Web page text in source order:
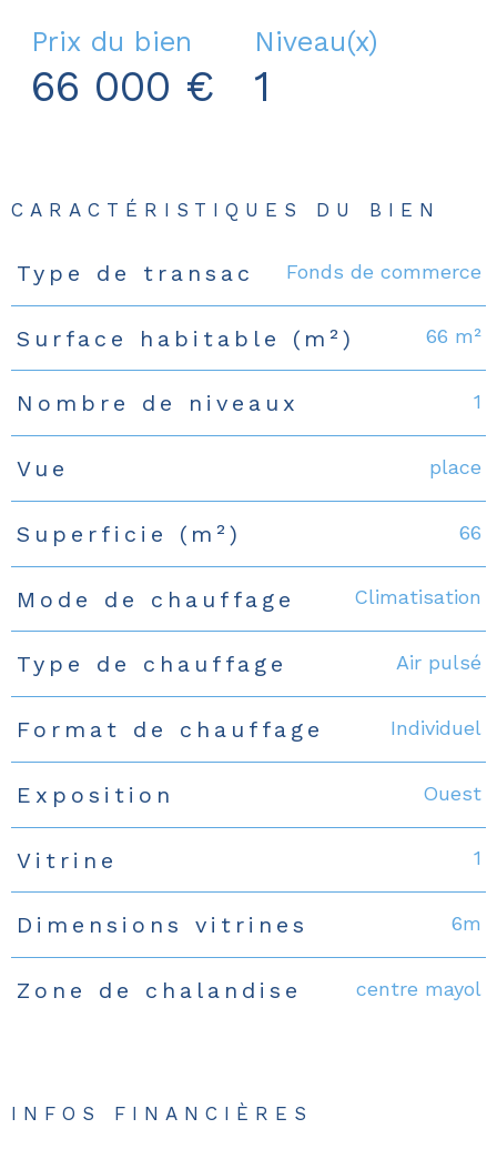
Prix du bien
66 000 €
Niveau(x)
1
CARACTÉRISTIQUES DU BIEN
Caractéristiques Valeurs
Type de transac Fonds de commerce
Surface habitable (m²) 66 m²
Nombre de niveaux 1
Vue place
Superficie (m²) 66
Mode de chauffage Climatisation
Type de chauffage Air pulsé
Format de chauffage Individuel
Exposition Ouest
Vitrine 1
Dimensions vitrines 6m
Zone de chalandise centre mayol
INFOS FINANCIÈRES